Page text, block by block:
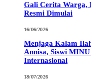
Gali Cerita Warga,
Resmi Dimulai
16/06/2026
Menjaga Kalam
Annisa, Siswi
Internasional
18/07/2026